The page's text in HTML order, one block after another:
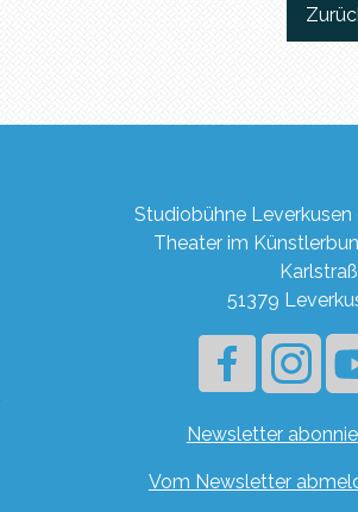
Studiobühne Leverkusen
Theater im
51379
Newsletter
Vom Newsletter